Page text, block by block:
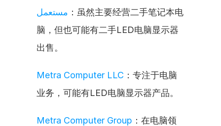
مستعمل ：虽然主要经营二手笔记本电
脑，但也可能有二手LED电脑显示器
出售。
Metra Computer LLC ：专注于电脑
业务，可能有LED电脑显示器产品。
Metra Computer Group ：在电脑领